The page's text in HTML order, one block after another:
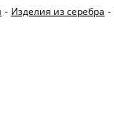
- Изделия из серебра -